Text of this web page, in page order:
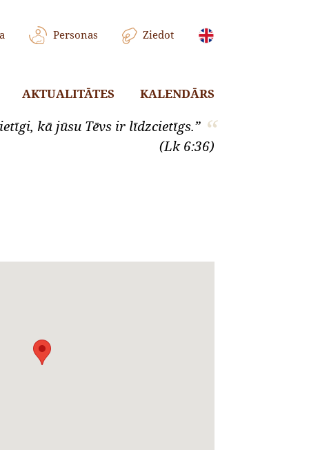
Personas Ziedot
AKTUALITĀTES KALENDĀRS
kā jūsu Tēvs ir līdzcietīgs.”
(Lk 6:36)